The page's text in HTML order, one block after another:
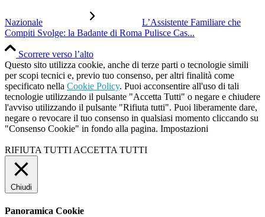
Nazionale
L’Assistente Familiare che
Compiti Svolge: la Badante di Roma Pulisce Cas...
Scorrere verso l’alto
Questo sito utilizza cookie, anche di terze parti o tecnologie simili
per scopi tecnici e, previo tuo consenso, per altri finalità come
specificato nella Cookie Policy. Puoi acconsentire all'uso di tali
tecnologie utilizzando il pulsante "Accetta Tutti" o negare e chiudere
l'avviso utilizzando il pulsante "Rifiuta tutti". Puoi liberamente dare,
negare o revocare il tuo consenso in qualsiasi momento cliccando su
"Consenso Cookie" in fondo alla pagina. Impostazioni
RIFIUTA TUTTI ACCETTA TUTTI
Chiudi
Panoramica Cookie